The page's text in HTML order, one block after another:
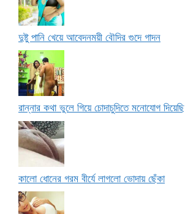
দুষ্টু পানি খেয়ে আবেদনময়ী বৌদির গুদে গাদন
রান্নার কথা ভুলে গিয়ে চোদাচুদিতে মনোযোগ দিয়েছি
কালো ধোনের গরম বীর্যে লাগলো ভোদায় ছেঁকা